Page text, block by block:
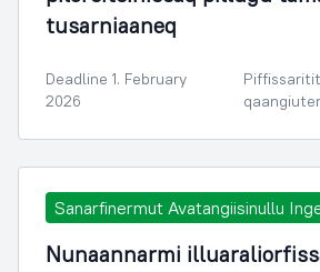
tusarniaaneq
Deadline 1. February
2026
Sanarfinermut Avatangiisinullu
Nunaannarmi